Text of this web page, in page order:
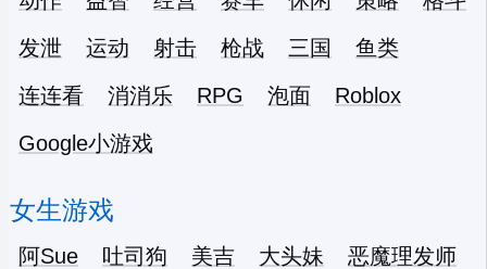
发泄
运动 射击 枪战 三国
鱼类
连连看
消消乐 RPG 泡面
Roblox
Google小游戏
女生游戏
阿Sue 吐司狗 美吉 大头妹 恶魔理发师